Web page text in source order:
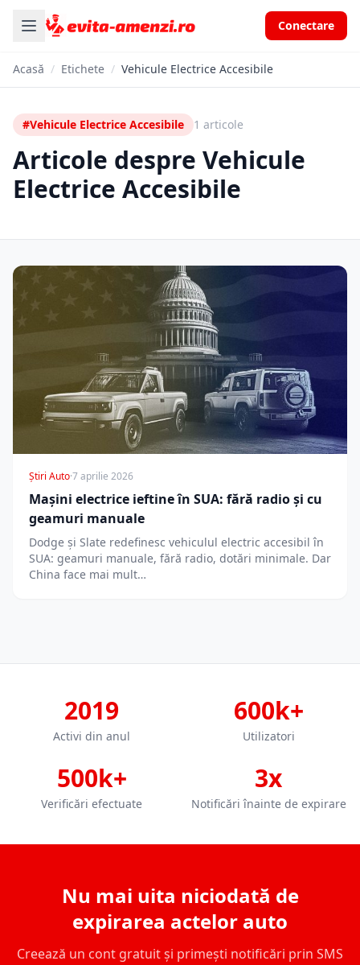
Conectare
Acasă / Etichete / Vehicule Electrice Accesibile
#Vehicule Electrice Accesibile 1 articole
Articole despre Vehicule
Electrice Accesibile
Știri Auto·7 aprilie 2026
Mașini electrice ieftine în SUA: fără radio și cu
geamuri manuale
Dodge și Slate redefinesc vehiculul electric accesibil în
SUA: geamuri manuale, fără radio, dotări minimale. Dar
China face mai mult…
2019
Activi din anul
600k+
Utilizatori
500k+
Verificări efectuate
3x
Notificări înainte de expirare
Nu mai uita niciodată de
expirarea actelor auto
Creează un cont gratuit și primești notificări prin SMS